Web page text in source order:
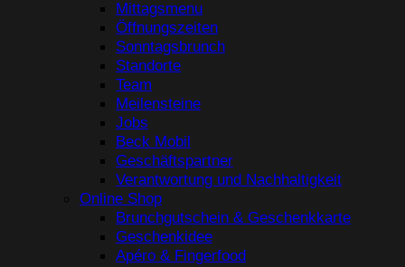
Mittagsmenu
Öffnungszeiten
Sonntagsbrunch
Standorte
Team
Meilensteine
Jobs
Beck Mobil
Geschäftspartner
Verantwortung und Nachhaltigkeit
Online Shop
Brunchgutschein & Geschenkkarte
Geschenkidee
Apéro & Fingerfood